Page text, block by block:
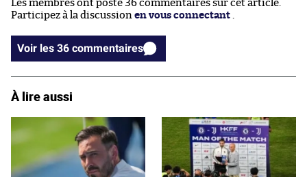
Les membres ont posté 36 commentaires sur cet article.
Participez à la discussion en vous connectant
Voir les 36 commentaires
À lire aussi